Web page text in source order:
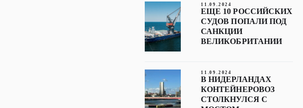
11.09.2024
ЕЩЕ 10 РОССИЙСКИХ
СУДОВ ПОПАЛИ ПОД
САНКЦИИ
ВЕЛИКОБРИТАНИИ
11.09.2024
В НИДЕРЛАНДАХ
КОНТЕЙНЕРОВОЗ
СТОЛКНУЛСЯ С